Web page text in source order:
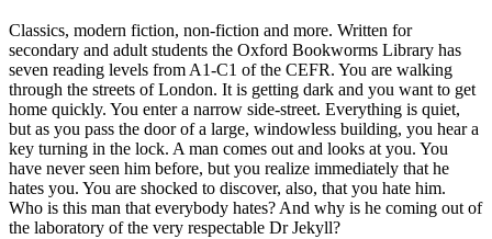
Classics, modern fiction, non-fiction and more. Written for
secondary and adult students the Oxford Bookworms Library has
seven reading levels from A1-C1 of the CEFR. You are walking
through the streets of London. It is getting dark and you want to get
home quickly. You enter a narrow side-street. Everything is quiet,
but as you pass the door of a large, windowless building, you hear a
key turning in the lock. A man comes out and looks at you. You
have never seen him before, but you realize immediately that he
hates you. You are shocked to discover, also, that you hate him.
Who is this man that everybody hates? And why is he coming out of
the laboratory of the very respectable Dr Jekyll?